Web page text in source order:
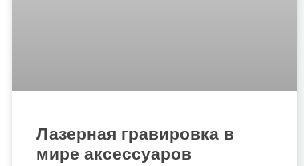
Лазерная гравировка в
мире аксессуаров